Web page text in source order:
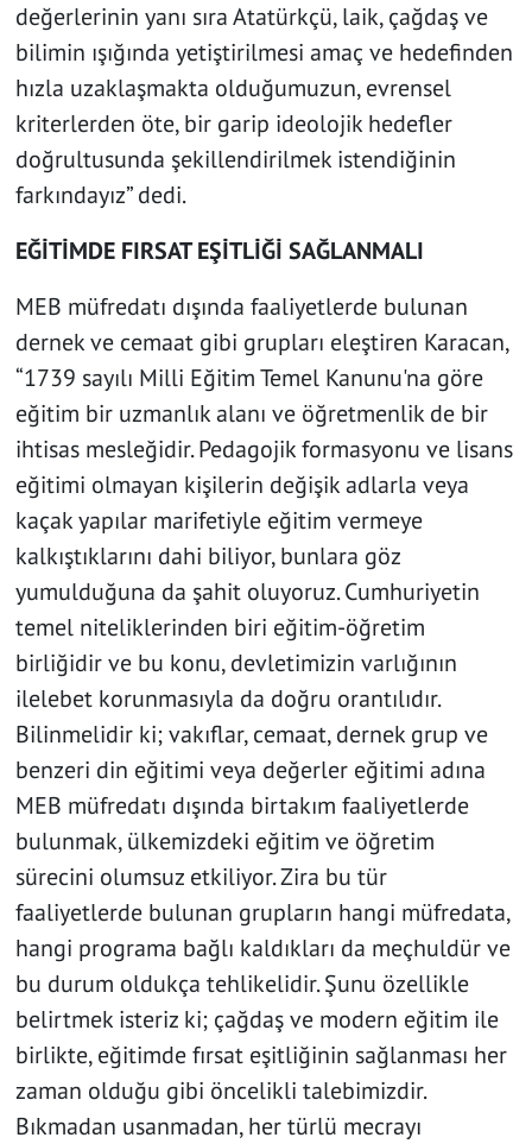
değerlerinin yanı sıra Atatürkçü, laik, çağdaş ve
bilimin ışığında yetiştirilmesi amaç ve hedefinden
hızla uzaklaşmakta olduğumuzun, evrensel
kriterlerden öte, bir garip ideolojik hedefler
doğrultusunda şekillendirilmek istendiğinin
farkındayız” dedi.
EĞİTİMDE FIRSAT EŞİTLİĞİ SAĞLANMALI
MEB müfredatı dışında faaliyetlerde bulunan
dernek ve cemaat gibi grupları eleştiren Karacan,
“1739 sayılı Milli Eğitim Temel Kanunu'na göre
eğitim bir uzmanlık alanı ve öğretmenlik de bir
ihtisas mesleğidir. Pedagojik formasyonu ve lisans
eğitimi olmayan kişilerin değişik adlarla veya
kaçak yapılar marifetiyle eğitim vermeye
kalkıştıklarını dahi biliyor, bunlara göz
yumulduğuna da şahit oluyoruz. Cumhuriyetin
temel niteliklerinden biri eğitim-öğretim
birliğidir ve bu konu, devletimizin varlığının
ilelebet korunmasıyla da doğru orantılıdır.
Bilinmelidir ki; vakıflar, cemaat, dernek grup ve
benzeri din eğitimi veya değerler eğitimi adına
MEB müfredatı dışında birtakım faaliyetlerde
bulunmak, ülkemizdeki eğitim ve öğretim
sürecini olumsuz etkiliyor. Zira bu tür
faaliyetlerde bulunan grupların hangi müfredata,
hangi programa bağlı kaldıkları da meçhuldür ve
bu durum oldukça tehlikelidir. Şunu özellikle
belirtmek isteriz ki; çağdaş ve modern eğitim ile
birlikte, eğitimde fırsat eşitliğinin sağlanması her
zaman olduğu gibi öncelikli talebimizdir.
Bıkmadan usanmadan, her türlü mecrayı